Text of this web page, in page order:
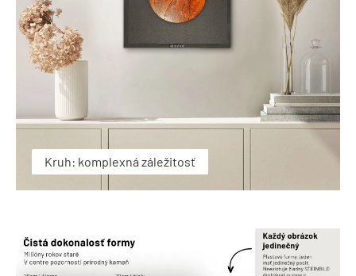
Kruh: komplexná záležitosť